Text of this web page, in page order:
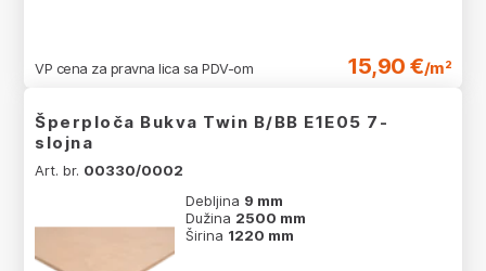
VP cena za pravna lica sa PDV-om 15,90 €/m²
Šperploča Bukva Twin B/BB E1E05 7-
slojna
Art. br. 00330/0002
Debljina 9 mm
Dužina 2500 mm
Širina 1220 mm